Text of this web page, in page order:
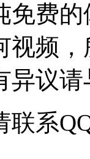
免费
视频
异议
系